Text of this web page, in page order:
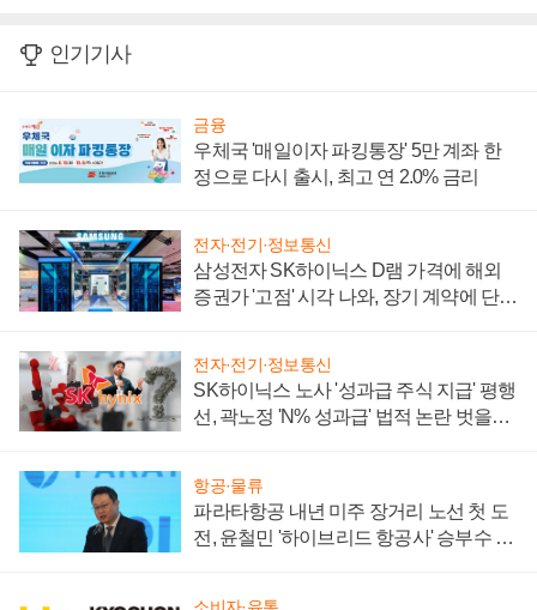
인기기사
금융
우체국 '매일이자 파킹통장' 5만 계좌 한
정으로 다시 출시, 최고 연 2.0% 금리
전자·전기·정보통신
삼성전자 SK하이닉스 D램 가격에 해외
증권가 '고점' 시각 나와, 장기 계약에 단점
전자·전기·정보통신
SK하이닉스 노사 '성과급 주식 지급' 평행
선, 곽노정 'N% 성과급' 법적 논란 벗을지
항공·물류
파라타항공 내년 미주 장거리 노선 첫 도
전, 윤철민 '하이브리드 항공사' 승부수 통
소비자·유통